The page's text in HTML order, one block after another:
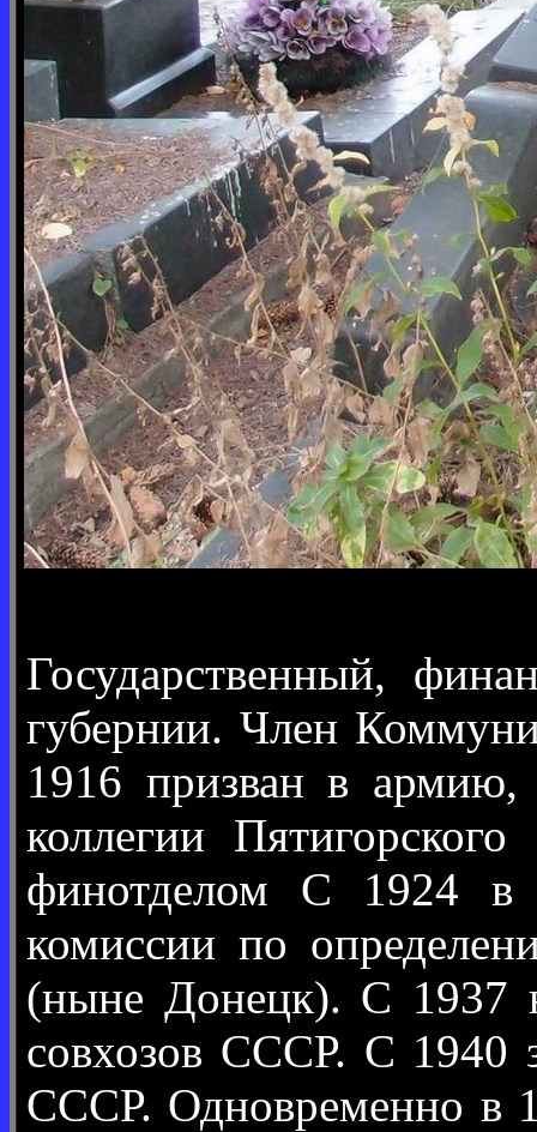
Государственный,
губернии. Член
1916 призван в
коллегии
финотделом С 1924 в
комиссии по
(ныне Донецк). С 1937
совхозов СССР. С 1940
СССР. Одновременно в